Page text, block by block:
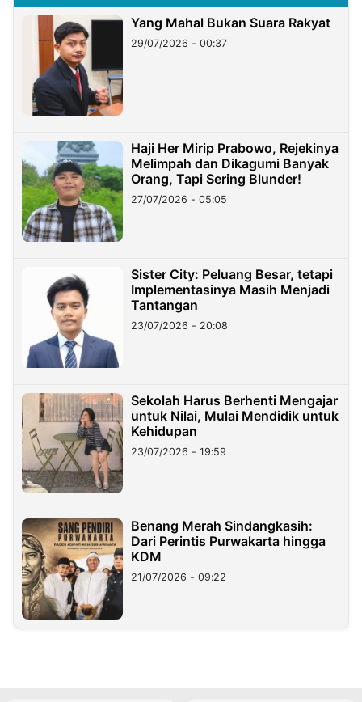
Yang Mahal Bukan Suara Rakyat
29/07/2026 - 00:37
Haji Her Mirip Prabowo, Rejekinya
Melimpah dan Dikagumi Banyak
Orang, Tapi Sering Blunder!
27/07/2026 - 05:05
Sister City: Peluang Besar, tetapi
Implementasinya Masih Menjadi
Tantangan
23/07/2026 - 20:08
Sekolah Harus Berhenti Mengajar
untuk Nilai, Mulai Mendidik untuk
Kehidupan
23/07/2026 - 19:59
Benang Merah Sindangkasih:
Dari Perintis Purwakarta hingga
KDM
21/07/2026 - 09:22